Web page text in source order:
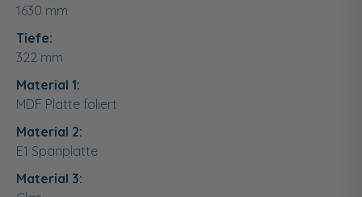
1630 mm
Tiefe:
322 mm
Material 1:
MDF Platte foliert
Material 2:
E1 Spanplatte
Material 3: